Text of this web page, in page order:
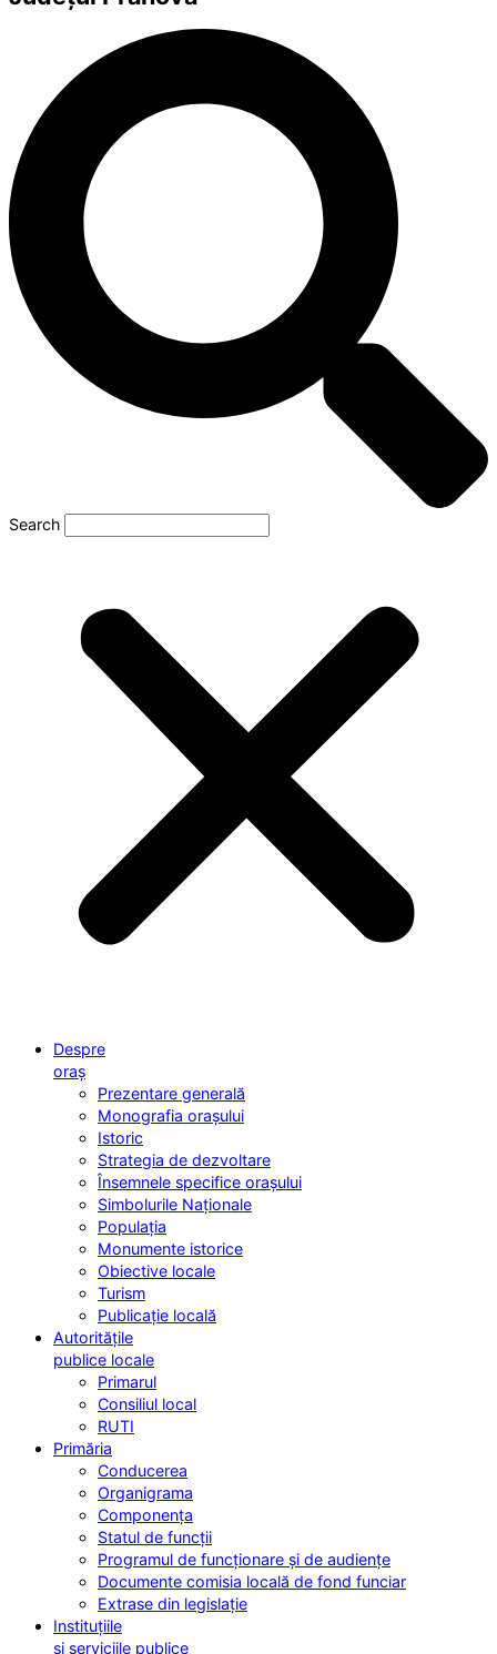
Search
Despre
oraș
Prezentare generală
Monografia orașului
Istoric
Strategia de dezvoltare
Însemnele specifice orașului
Simbolurile Naționale
Populația
Monumente istorice
Obiective locale
Turism
Publicație locală
Autoritățile
publice locale
Primarul
Consiliul local
RUTI
Primăria
Conducerea
Organigrama
Componența
Statul de funcții
Programul de funcționare și de audiențe
Documente comisia locală de fond funciar
Extrase din legislație
Instituțiile
și serviciile publice